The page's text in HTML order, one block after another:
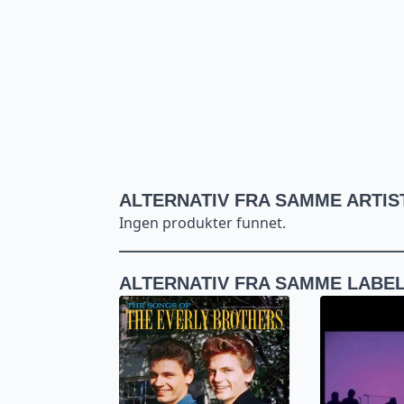
ALTERNATIV FRA SAMME
Ingen produkter funnet.
ALTERNATIV FRA SAMME